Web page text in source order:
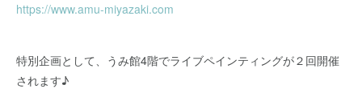
https://www.amu-miyazaki.com
特別企画として、うみ館4階でライブペインティングが２回開催
されます♪